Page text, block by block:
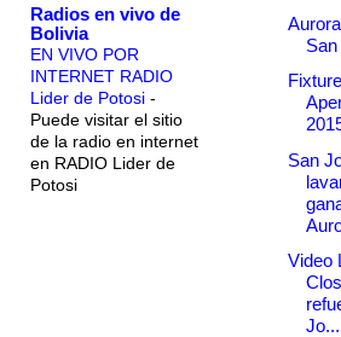
Radios en vivo de
Bolivia
EN VIVO POR
INTERNET RADIO
Lider de Potosi -
Puede visitar el sitio
de la radio en internet
en RADIO Lider de
Potosi
San
Video
Jo...